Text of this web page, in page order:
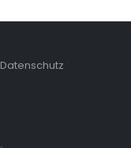
Datenschutz